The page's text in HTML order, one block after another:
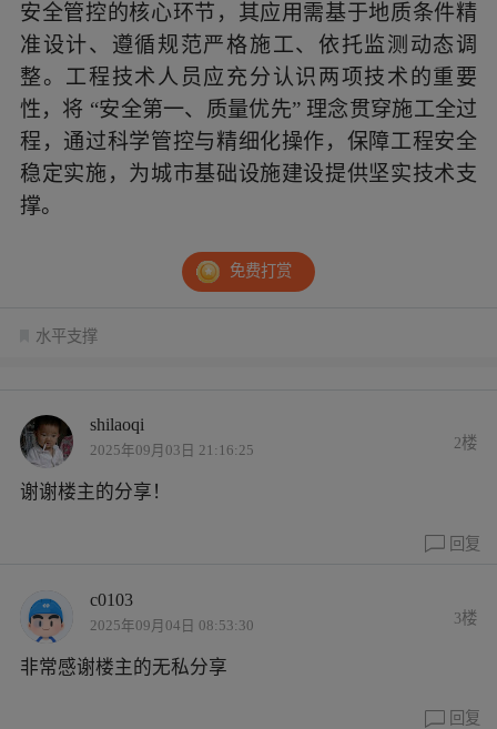
安全管控的核心环节，其应用需基于地质条件精
准设计、遵循规范严格施工、依托监测动态调
整。工程技术人员应充分认识两项技术的重要
性，将 “安全第一、质量优先” 理念贯穿施工全过
程，通过科学管控与精细化操作，保障工程安全
稳定实施，为城市基础设施建设提供坚实技术支
撑。
免费打赏
水平支撑
shilaoqi
2025年09月03日 21:16:25 2楼
谢谢楼主的分享！
回复
c0103
2025年09月04日 08:53:30 3楼
非常感谢楼主的无私分享
回复